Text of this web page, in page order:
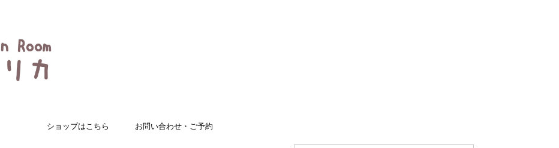
ショップはこちら お問い合わせ・ご予約